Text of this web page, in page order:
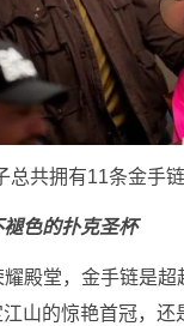
总共拥有11条金手链
色的扑克圣杯
殿堂，金手链是超
山的惊艳首冠，还